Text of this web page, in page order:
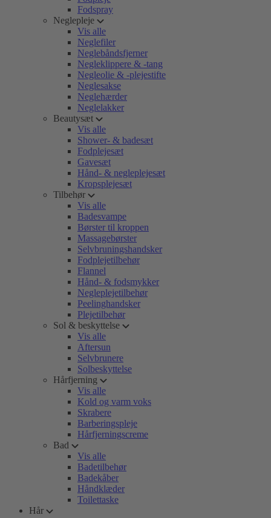
Fodspray
Neglepleje
Vis alle
Neglefiler
Neglebåndsfjerner
Negleklippere & -tang
Negleolie & -plejestifte
Neglesakse
Neglehærder
Neglelakker
Beautysæt
Vis alle
Shower- & badesæt
Fodplejesæt
Gavesæt
Hånd- & negleplejesæt
Kropsplejesæt
Tilbehør
Vis alle
Badesvampe
Børster til kroppen
Massagebørster
Selvbruningshandsker
Fodplejetilbehør
Flannel
Hånd- & fodsmykker
Negleplejetilbehør
Peelinghandsker
Plejetilbehør
Sol & beskyttelse
Vis alle
Aftersun
Selvbrunere
Solbeskyttelse
Hårfjerning
Vis alle
Kold og varm voks
Skrabere
Barberingspleje
Hårfjerningscreme
Bad
Vis alle
Badetilbehør
Badekåber
Håndklæder
Toilettaske
Hår